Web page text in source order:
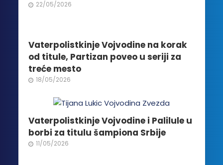
22/05/2026
Vaterpolistkinje Vojvodine na korak
od titule, Partizan poveo u seriji za
treće mesto
18/05/2026
Vaterpolistkinje Vojvodine i Palilule u
borbi za titulu šampiona Srbije
11/05/2026